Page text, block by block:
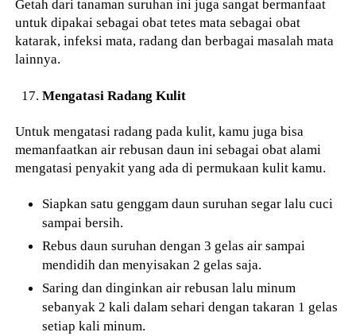
Getah dari tanaman suruhan ini juga sangat bermanfaat
untuk dipakai sebagai obat tetes mata sebagai obat
katarak, infeksi mata, radang dan berbagai masalah mata
lainnya.
Mengatasi Radang Kulit
Untuk mengatasi radang pada kulit, kamu juga bisa
memanfaatkan air rebusan daun ini sebagai obat alami
mengatasi penyakit yang ada di permukaan kulit kamu.
Siapkan satu genggam daun suruhan segar lalu cuci
sampai bersih.
Rebus daun suruhan dengan 3 gelas air sampai
mendidih dan menyisakan 2 gelas saja.
Saring dan dinginkan air rebusan lalu minum
sebanyak 2 kali dalam sehari dengan takaran 1 gelas
setiap kali minum.